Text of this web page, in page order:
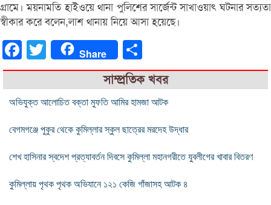
গ্রামে। ময়নামতি হাইওয়ে থানা পুলিশের সার্জেন্ট সাখাওয়াৎ ঘটনার সত্যতা
স্বীকার করে বলেন,লাশ থানায় নিয়ে আসা হয়েছে।
FacebookTwitter Share
সাম্প্রতিক খবর
অভিযুক্ত আলোচিত বক্তা মুফতি আমির হামজা আটক
বেগমগঞ্জে পুকুর থেকে কুমিল্লার স্কুল ছাত্রের মরদেহ উদ্ধার
শেখ হাসিনার স্বদেশ প্রত্যাবর্তন দিবসে কুমিল্লা মহানগরীতে যুবলীগের খাবার বিতরণ
কুমিল্লায় পৃথক পৃথক অভিযানে ১২১ কেজি গাঁজাসহ আটক ৪